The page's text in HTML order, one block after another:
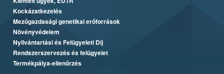
Kockázatkezelés
Mezőgazdasági genetikai erőforrások
Növényvédelem
Nyilvántartási és Felügyeleti Díj
Rendszerszervezés és felügyelet
Termékpálya-ellenőrzés